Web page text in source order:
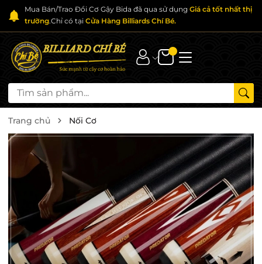
Mua Bán/Trao Đổi Cơ Gậy Bida đã qua sử dụng Giá cả tốt nhất thị
trường.Chỉ có tại Cửa Hàng Billiards Chí Bé.
Trang chủ Nối Cơ